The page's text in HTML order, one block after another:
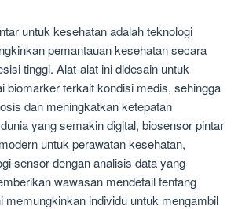
untuk kesehatan adalah teknologi
pemantauan kesehatan secara
tinggi. Alat-alat ini didesain untuk
biomarker terkait kondisi medis, sehingga
dan meningkatkan ketepatan
yang semakin digital, biosensor pintar
untuk perawatan kesehatan,
sensor dengan analisis data yang
wawasan mendetail tentang
memungkinkan individu untuk mengambil